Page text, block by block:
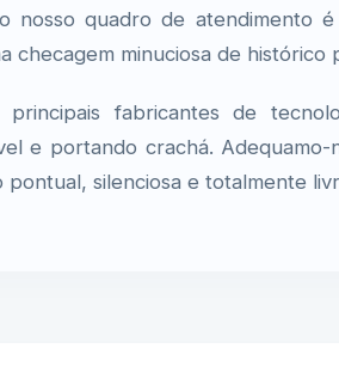
nosso quadro de atendimento
checagem minuciosa de histórico
principais fabricantes de
e portando crachá.
pontual, silenciosa e totalmente